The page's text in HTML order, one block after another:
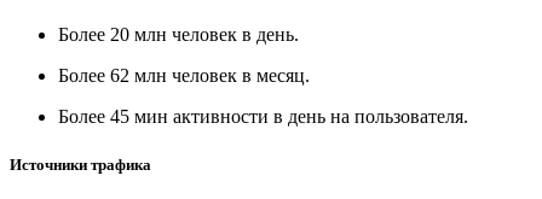
Более 20 млн человек в день.
Более 62 млн человек в месяц.
Более 45 мин активности в день на пользователя.
Источники трафика